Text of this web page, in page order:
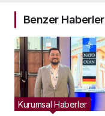
Benzer Haberler
Kurumsal Haberler